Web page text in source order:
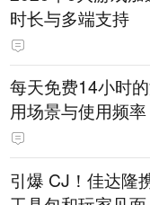
时长与多端支持
每天免费14小时
用场景与使用频率
引爆 CJ！佳达隆